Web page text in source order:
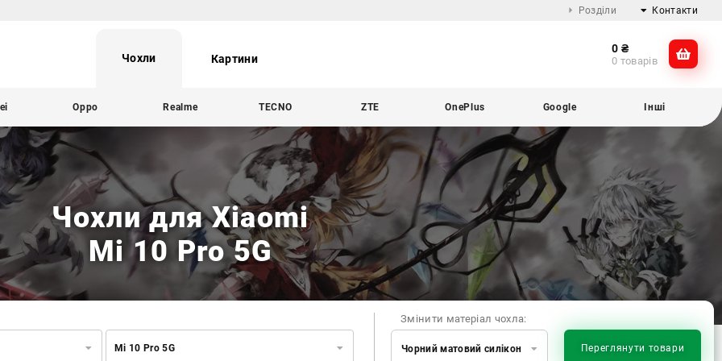
Розділи Контакти
@dikocase
Чохли Картини
0 ₴
0 товарів
Oppo Realme TECNO ZTE OnePlus Google Інші
Чохли для Xiaomi
Mi 10 Pro 5G
Змінити матеріал чохла:
Чорний матовий силікон Переглянути товари
Mi 10 Pro 5G